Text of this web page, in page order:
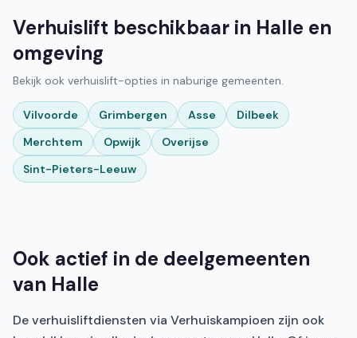
Verhuislift beschikbaar in Halle en
omgeving
Bekijk ook verhuislift-opties in naburige gemeenten.
Vilvoorde Grimbergen Asse
Dilbeek
Merchtem
Opwijk
Overijse
Sint-Pieters-Leeuw
Ook actief in de deelgemeenten
van Halle
De verhuisliftdiensten via Verhuiskampioen zijn ook